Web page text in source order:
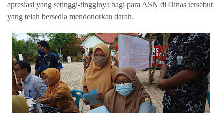
apresiasi yang setinggi-tingginya bagi para ASN di Dinas tersebut
yang telah bersedia mendonorkan darah.